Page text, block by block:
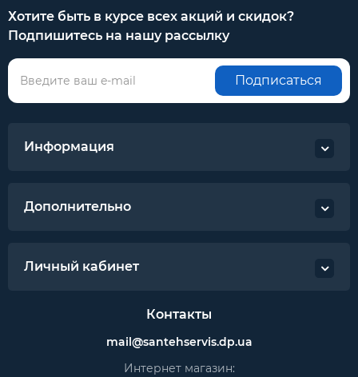
Хотите быть в курсе всех акций и скидок?
Подпишитесь на нашу рассылку
Подписаться
Информация
Дополнительно
Личный кабинет
Контакты
mail@santehservis.dp.ua
Интернет магазин: